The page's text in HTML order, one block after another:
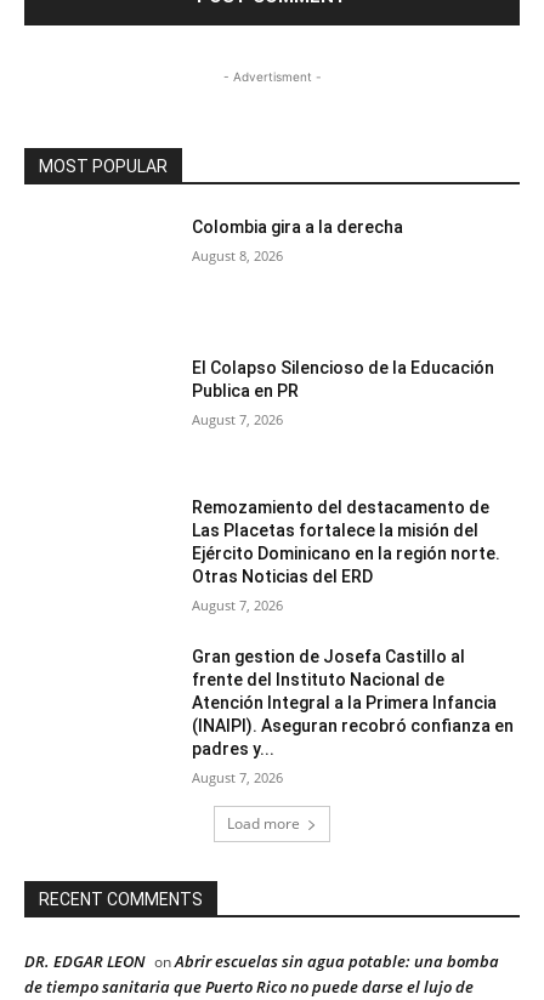
- Advertisment -
MOST POPULAR
Colombia gira a la derecha
August 8, 2026
El Colapso Silencioso de la Educación
Publica en PR
August 7, 2026
Remozamiento del destacamento de
Las Placetas fortalece la misión del
Ejército Dominicano en la región norte.
Otras Noticias del ERD
August 7, 2026
Gran gestion de Josefa Castillo al
frente del Instituto Nacional de
Atención Integral a la Primera Infancia
(INAIPI). Aseguran recobró confianza en
padres y...
August 7, 2026
Load more
RECENT COMMENTS
DR. EDGAR LEON onAbrir escuelas sin agua potable: una bomba
de tiempo sanitaria que Puerto Rico no puede darse el lujo de